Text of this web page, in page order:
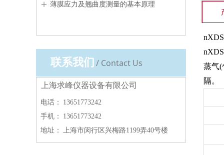
蒸气(
隔。
ꄶ 薄膜应力及翘曲度测量的基本原理
联系我们/ Contact Us
上海求峰仪器设备有限公司
电话：
13651773242
手机：
13651773242
地址： 上海市闵行区兴梅路1199弄40号楼